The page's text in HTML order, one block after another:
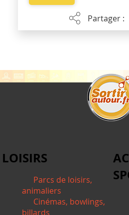
Partager :
LOISIRS
Parcs de loisirs,
animaliers
Cinémas, bowlings,
billards